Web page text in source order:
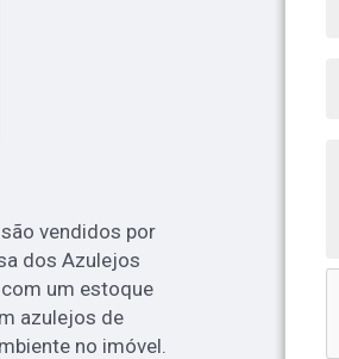
vendidos por
dos Azulejos
um estoque
azulejos de
no imóvel.